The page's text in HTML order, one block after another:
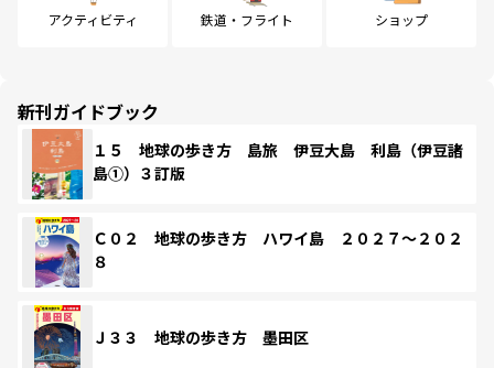
アクティビティ 鉄道・フライト ショップ
新刊ガイドブック
１５ 地球の歩き方 島旅 伊豆大島 利島（伊豆諸
島①）３訂版
Ｃ０２ 地球の歩き方 ハワイ島 ２０２７～２０２
８
Ｊ３３ 地球の歩き方 墨田区